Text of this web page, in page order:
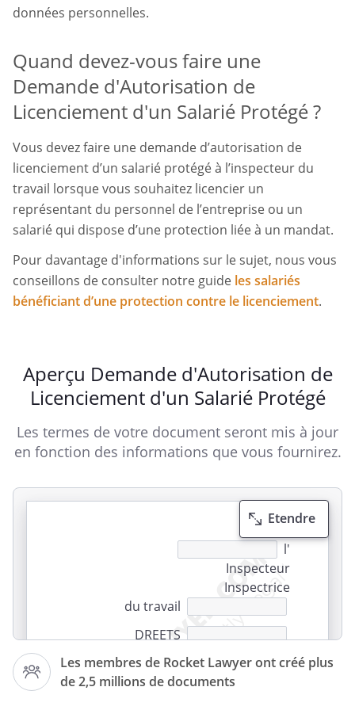
données personnelles.
Quand devez-vous faire une
Demande d'Autorisation de
Licenciement d'un Salarié Protégé ?
Vous devez faire une demande d’autorisation de
licenciement d’un salarié protégé à l’inspecteur du
travail lorsque vous souhaitez licencier un
représentant du personnel de l’entreprise ou un
salarié qui dispose d’une protection liée à un mandat.
Pour davantage d'informations sur le sujet, nous vous
conseillons de consulter notre guide les salariés
bénéficiant d’une protection contre le licenciement.
Aperçu Demande d'Autorisation de
Licenciement d'un Salarié Protégé
Les termes de votre document seront mis à jour
en fonction des informations que vous fournirez.
Les membres de Rocket Lawyer ont créé plus
de 2,5 millions de documents
Etendre
l'
Inspecteur
Inspectrice
du travail
DREETS